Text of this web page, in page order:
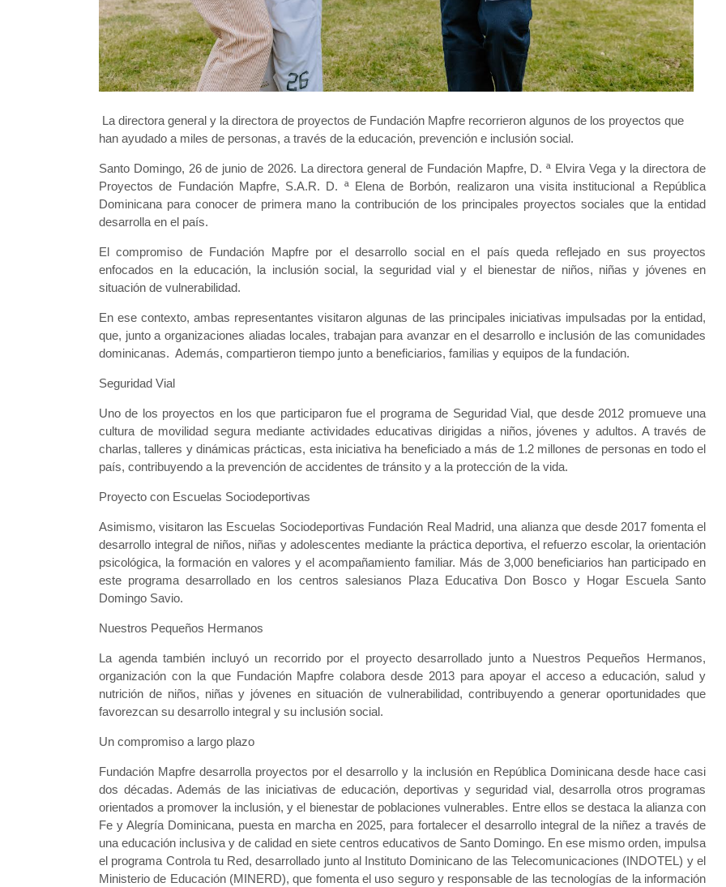
La directora general y la directora de proyectos de Fundación Mapfre recorrieron algunos de los proyectos que
han ayudado a miles de personas, a través de la educación, prevención e inclusión social.
Santo Domingo, 26 de junio de 2026. La directora general de Fundación Mapfre, D. ª Elvira Vega y la directora de
Proyectos de Fundación Mapfre, S.A.R. D. ª Elena de Borbón, realizaron una visita institucional a República
Dominicana para conocer de primera mano la contribución de los principales proyectos sociales que la entidad
desarrolla en el país.
El compromiso de Fundación Mapfre por el desarrollo social en el país queda reflejado en sus proyectos
enfocados en la educación, la inclusión social, la seguridad vial y el bienestar de niños, niñas y jóvenes en
situación de vulnerabilidad.
En ese contexto, ambas representantes visitaron algunas de las principales iniciativas impulsadas por la entidad,
que, junto a organizaciones aliadas locales, trabajan para avanzar en el desarrollo e inclusión de las comunidades
dominicanas. Además, compartieron tiempo junto a beneficiarios, familias y equipos de la fundación.
Seguridad Vial
Uno de los proyectos en los que participaron fue el programa de Seguridad Vial, que desde 2012 promueve una
cultura de movilidad segura mediante actividades educativas dirigidas a niños, jóvenes y adultos. A través de
charlas, talleres y dinámicas prácticas, esta iniciativa ha beneficiado a más de 1.2 millones de personas en todo el
país, contribuyendo a la prevención de accidentes de tránsito y a la protección de la vida.
Proyecto con Escuelas Sociodeportivas
Asimismo, visitaron las Escuelas Sociodeportivas Fundación Real Madrid, una alianza que desde 2017 fomenta el
desarrollo integral de niños, niñas y adolescentes mediante la práctica deportiva, el refuerzo escolar, la orientación
psicológica, la formación en valores y el acompañamiento familiar. Más de 3,000 beneficiarios han participado en
este programa desarrollado en los centros salesianos Plaza Educativa Don Bosco y Hogar Escuela Santo
Domingo Savio.
Nuestros Pequeños Hermanos
La agenda también incluyó un recorrido por el proyecto desarrollado junto a Nuestros Pequeños Hermanos,
organización con la que Fundación Mapfre colabora desde 2013 para apoyar el acceso a educación, salud y
nutrición de niños, niñas y jóvenes en situación de vulnerabilidad, contribuyendo a generar oportunidades que
favorezcan su desarrollo integral y su inclusión social.
Un compromiso a largo plazo
Fundación Mapfre desarrolla proyectos por el desarrollo y la inclusión en República Dominicana desde hace casi
dos décadas. Además de las iniciativas de educación, deportivas y seguridad vial, desarrolla otros programas
orientados a promover la inclusión, y el bienestar de poblaciones vulnerables. Entre ellos se destaca la alianza con
Fe y Alegría Dominicana, puesta en marcha en 2025, para fortalecer el desarrollo integral de la niñez a través de
una educación inclusiva y de calidad en siete centros educativos de Santo Domingo. En ese mismo orden, impulsa
el programa Controla tu Red, desarrollado junto al Instituto Dominicano de las Telecomunicaciones (INDOTEL) y el
Ministerio de Educación (MINERD), que fomenta el uso seguro y responsable de las tecnologías de la información